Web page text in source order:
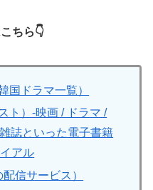
ちら👇
国ドラマ一覧）
ト）-映画 / ドラマ /
誌といった電子書籍
アル
信サービス）